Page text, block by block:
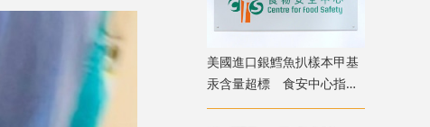
美國進口銀鱈魚扒樣本甲基
汞含量超標 食安中心指令
下架